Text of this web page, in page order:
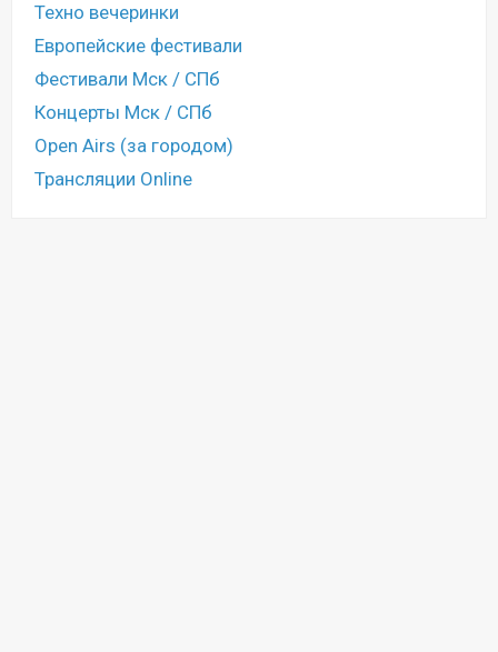
Техно вечеринки
Европейские фестивали
Фестивали Мск / СПб
Концерты Мск / СПб
Open Airs (за городом)
Трансляции Online